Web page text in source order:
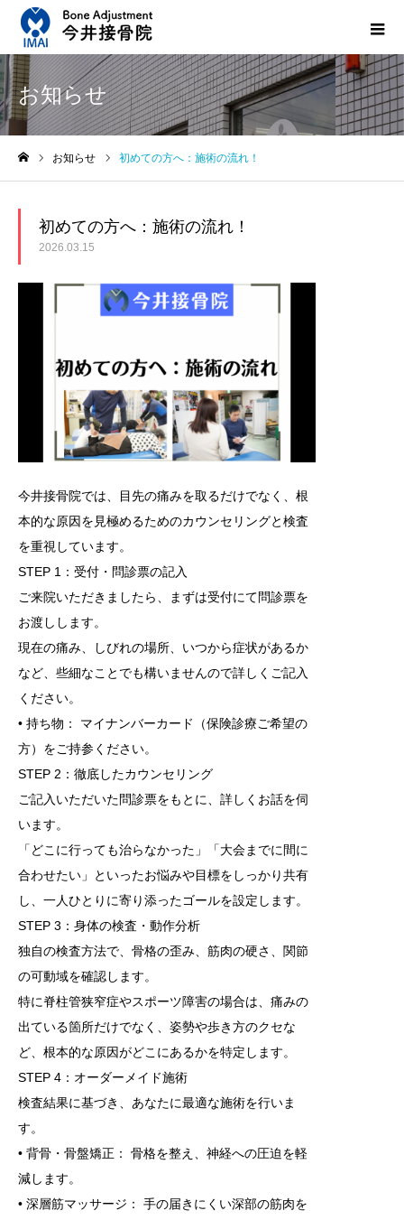
お知らせ
お知らせ 初めての方へ：施術の流れ！
初めての方へ：施術の流れ！
2026.03.15
今井接骨院では、目先の痛みを取るだけでなく、根
本的な原因を見極めるためのカウンセリングと検査
を重視しています。
STEP 1：受付・問診票の記入
ご来院いただきましたら、まずは受付にて問診票を
お渡しします。
現在の痛み、しびれの場所、いつから症状があるか
など、些細なことでも構いませんので詳しくご記入
ください。
• 持ち物： マイナンバーカード（保険診療ご希望の
方）をご持参ください。
STEP 2：徹底したカウンセリング
ご記入いただいた問診票をもとに、詳しくお話を伺
います。
「どこに行っても治らなかった」「大会までに間に
合わせたい」といったお悩みや目標をしっかり共有
し、一人ひとりに寄り添ったゴールを設定します。
STEP 3：身体の検査・動作分析
独自の検査方法で、骨格の歪み、筋肉の硬さ、関節
の可動域を確認します。
特に脊柱管狭窄症やスポーツ障害の場合は、痛みの
出ている箇所だけでなく、姿勢や歩き方のクセな
ど、根本的な原因がどこにあるかを特定します。
STEP 4：オーダーメイド施術
検査結果に基づき、あなたに最適な施術を行いま
す。
• 背骨・骨盤矯正： 骨格を整え、神経への圧迫を軽
減します。
• 深層筋マッサージ： 手の届きにくい深部の筋肉を